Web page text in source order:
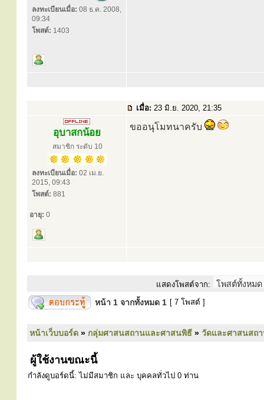
ลงทะเบียนเมื่อ: 08 ธ.ค. 2008,
09:34
โพสต์: 1403
เมื่อ: 23 มิ.ย. 2020, 21:35
อุบาสกน้อย
สมาชิก ระดับ 10
ลงทะเบียนเมื่อ: 02 เม.ย.
2015, 09:43
โพสต์: 881
อายุ: 0
ขออนุโมทนาครับ
แสดงโพสต์จาก:
หน้า 1 จากทั้งหมด 1 [ 7 โพสต์ ]
หน้าเว็บบอร์ด » กลุ่มศาสนสถานและศาสนพิธี » วัดและศาสนสถ
ผู้ใช้งานขณะนี้
กำลังดูบอร์ดนี้: ไม่มีสมาชิก และ บุคคลทั่วไป 0 ท่าน